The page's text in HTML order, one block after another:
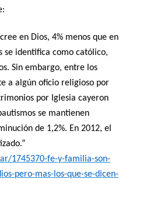
en Dios, 4% menos que en
se identifica como católico,
Sin embargo, entre los
a algún oficio religioso por
por Iglesia cayeron
se mantienen
de 1,2%. En 2012, el
1745370-fe-y-familia-son-
pero-mas-los-que-se-dicen-